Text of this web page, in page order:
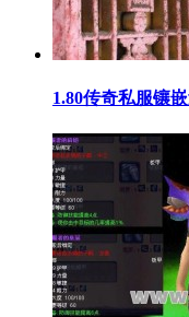
1.80传奇私服镶